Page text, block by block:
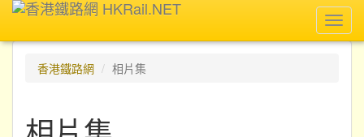
香港鐵路網
相片集